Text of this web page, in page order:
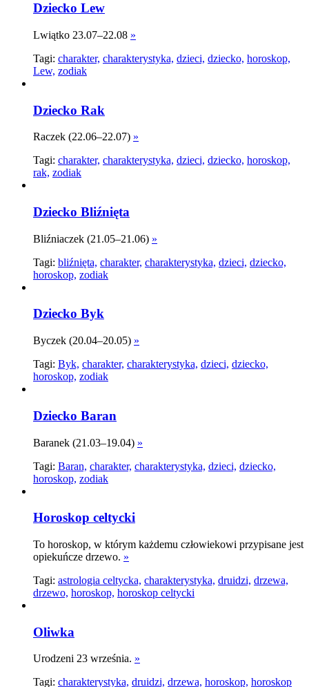
Dziecko Lew
Lwiątko 23.07–22.08 »
Tagi: charakter, charakterystyka, dzieci, dziecko, horoskop,
Lew, zodiak
Dziecko Rak
Raczek (22.06–22.07) »
Tagi: charakter, charakterystyka, dzieci, dziecko, horoskop,
rak, zodiak
Dziecko Bliźnięta
Bliźniaczek (21.05–21.06) »
Tagi: bliźnięta, charakter, charakterystyka, dzieci, dziecko,
horoskop, zodiak
Dziecko Byk
Byczek (20.04–20.05) »
Tagi: Byk, charakter, charakterystyka, dzieci, dziecko,
horoskop, zodiak
Dziecko Baran
Baranek (21.03–19.04) »
Tagi: Baran, charakter, charakterystyka, dzieci, dziecko,
horoskop, zodiak
Horoskop celtycki
To horoskop, w którym każdemu człowiekowi przypisane jest
opiekuńcze drzewo. »
Tagi: astrologia celtycka, charakterystyka, druidzi, drzewa,
drzewo, horoskop, horoskop celtycki
Oliwka
Urodzeni 23 września. »
Tagi: charakterystyka, druidzi, drzewa, horoskop, horoskop